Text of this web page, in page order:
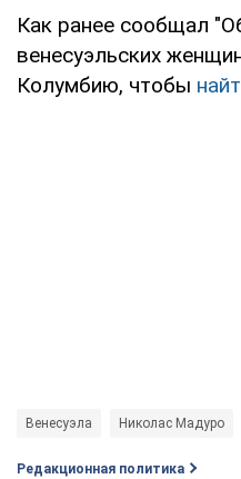
Как ранее сообщал
венесуэльских
Колумбию, чтобы
Венесуэла Николас Мадуро
Редакционная политика